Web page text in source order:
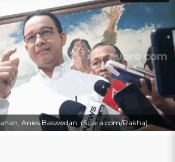
Anies Baswedan. (Suara.com/Rakha)